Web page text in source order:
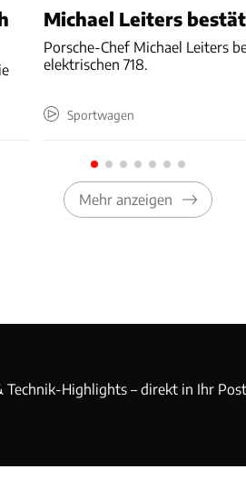
Michael Leiters
Porsche-Chef Michael Leiters
elektrischen 718.
Sportwagen
Mehr anzeigen
Technik-Highlights – direkt in Ihr